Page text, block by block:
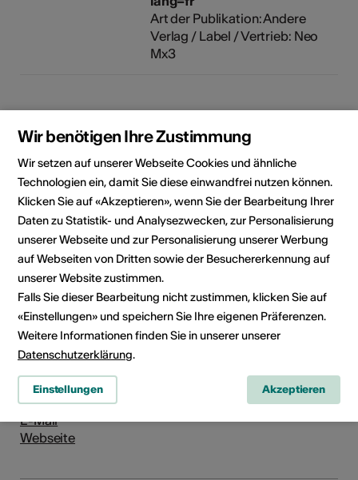
Art der Publikation: Andere
Verlag / Label / Vertrieb: Neo
Mx3
Kulturbereich
Musik
Booking Kontakt
Viva Sanchez Reinoso
Route de la Roche 2
La Luette
1982 Euseigne
Telefon 0788081038
E-Mail
Webseite
Wir benötigen Ihre Zustimmung
Wir setzen auf unserer Webseite Cookies und ähnliche
Technologien ein, damit Sie diese einwandfrei nutzen können.
Klicken Sie auf «Akzeptieren», wenn Sie der Bearbeitung Ihrer
Daten zu Statistik- und Analysezwecken, zur Personalisierung
unserer Webseite und zur Personalisierung unserer Werbung
auf Webseiten von Dritten sowie der Besuchererkennung auf
unserer Website zustimmen.
Falls Sie dieser Bearbeitung nicht zustimmen, klicken Sie auf
«Einstellungen» und speichern Sie Ihre eigenen Präferenzen.
Weitere Informationen finden Sie in unserer unserer
Datenschutzerklärung.
Einstellungen Akzeptieren